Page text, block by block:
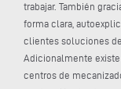
trabajar. También
forma clara,
clientes soluciones
Adicionalmente
centros de